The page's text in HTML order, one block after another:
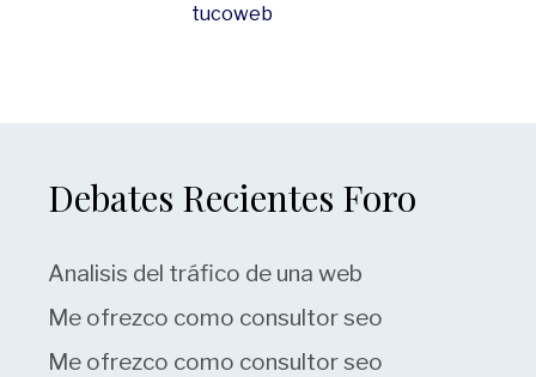
tucoweb
Debates Recientes Foro
Analisis del tráfico de una web
Me ofrezco como consultor seo
Me ofrezco como consultor seo